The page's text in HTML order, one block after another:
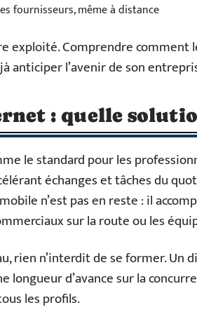
fournisseurs, même à distance
exploité. Comprendre
anticiper l’avenir de son
: quelle
le standard pour les
échanges et tâches du
n’est pas en reste : il
sur la route ou les
rien n’interdit de se former. Un
d’avance sur la
les profils.